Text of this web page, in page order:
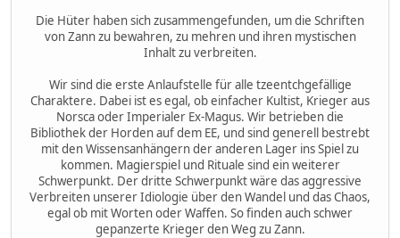
Die Hüter haben sich zusammengefunden, um die Schriften
von Zann zu bewahren, zu mehren und ihren mystischen
Inhalt zu verbreiten.
Wir sind die erste Anlaufstelle für alle tzeentchgefällige
Charaktere. Dabei ist es egal, ob einfacher Kultist, Krieger aus
Norsca oder Imperialer Ex-Magus. Wir betrieben die
Bibliothek der Horden auf dem EE, und sind generell bestrebt
mit den Wissensanhängern der anderen Lager ins Spiel zu
kommen. Magierspiel und Rituale sind ein weiterer
Schwerpunkt. Der dritte Schwerpunkt wäre das aggressive
Verbreiten unserer Idiologie über den Wandel und das Chaos,
egal ob mit Worten oder Waffen. So finden auch schwer
gepanzerte Krieger den Weg zu Zann.